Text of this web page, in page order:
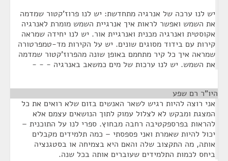
יש לנו ערכה של אנרגיה מתחדשת: יש לנו פרוז'קטור שמדמה
את השמש ואפשר לראות איך אנרגיית השמש מומרת לאנרגיה
אקוסטית ואנרגיה מכנית ואנרגיית אור. יש לנו יחידה שמראה
קירות עם בידוד מסוגים שונים. יש על הקירות מד-טמפרטורה
שמראה איך כל קיר מתחמם באופן שונה מהפרוז'קטור שמדמה
את השמש. יש לנו ערכות של מים כמשאב באנרגיה - - -
היו"ר רם שפע
אני רוצה להיות רגיש לשאר האנשים בזום שלא רואים את כל
המצגת ומבקש לא לצלול עמוק לתוך הנושאים עצמם אלא
להראות בפרספקטיבה רחבה מבחוץ. ספרי לנו על התוכנית –
יכול להיות שאמרת ואני פספסתי – כמה תלמידים מקבלים
אותה, מה התקצוב שלה והאם היא בצמיחה או בסטגנציה
ביחס לכמות התלמידים שעוברים אותה בכל שנה.